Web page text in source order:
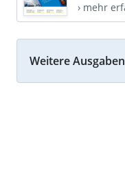
› mehr
Weitere